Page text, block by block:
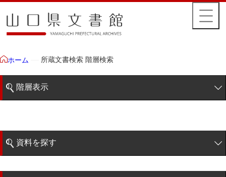
ホーム 所蔵文書検索 階層検索
階層表示
藩政文書
特定歴史公文書
資料を探す